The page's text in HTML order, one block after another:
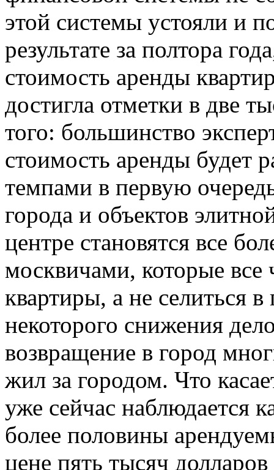
этой системы устояли и
результате за полтора
стоимость аренды
достигла отметки в две
того: большинство
стоимость аренды будет
темпами в первую
города и объектов
центре становятся все
москвичами, которые все
квартиры, а не селиться
некоторого снижения
возвращение в город
жил за городом. Что
уже сейчас наблюдается
более половины
цене пять тысяч